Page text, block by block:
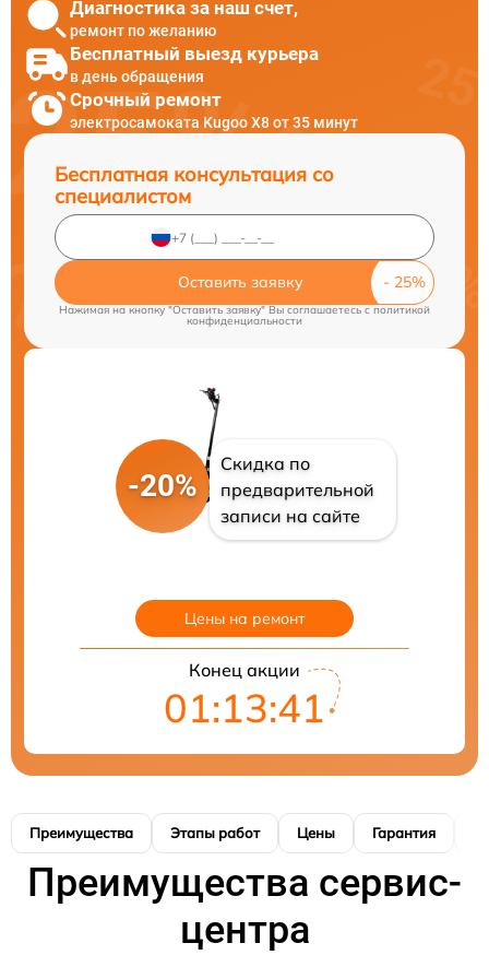
Диагностика за наш счет,
ремонт по желанию
Бесплатный выезд курьера
в день обращения
Срочный ремонт
электросамоката Kugoo X8 от 35 минут
Бесплатная консультация со
специалистом
Оставить заявку
Нажимая на кнопку "Оставить заявку" Вы соглашаетесь cполитикой
конфиденциальности
-20%
Скидка по
предварительной
записи на сайте
Цены на ремонт
Конец акции
01:13:40
Преимущества Этапы работ Цены Гарантия
Преимущества сервис-
центра